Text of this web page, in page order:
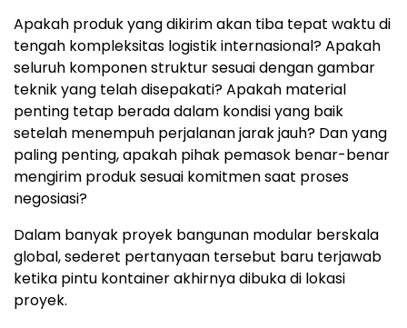
Apakah produk yang dikirim akan tiba tepat waktu di
tengah kompleksitas logistik internasional?Apakah
seluruh komponen struktur sesuai dengan gambar
teknik yang telah disepakati?Apakah material
penting tetap berada dalam kondisi yang baik
setelah menempuh perjalanan jarak jauh? Danyang
paling penting, apakah pihak pemasok benar-benar
mengirim produk sesuai komitmen saat proses
negosiasi?
Dalam banyak proyek bangunan modular berskala
global, sederet pertanyaan tersebut baru terjawab
ketika pintu kontainer akhirnya dibuka di lokasi
proyek.